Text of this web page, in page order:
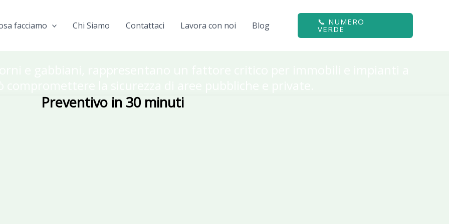
facciamo Chi Siamo Contattaci Lavora con noi Blog 📞 NUMERO
VERDE
Preventivo in 30 minuti